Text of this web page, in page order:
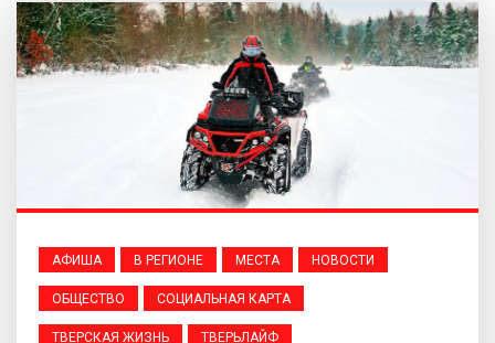
АФИША В РЕГИОНЕ МЕСТА НОВОСТИ
ОБЩЕСТВО СОЦИАЛЬНАЯ КАРТА
ТВЕРСКАЯ ЖИЗНЬ ТВЕРЬЛАЙФ